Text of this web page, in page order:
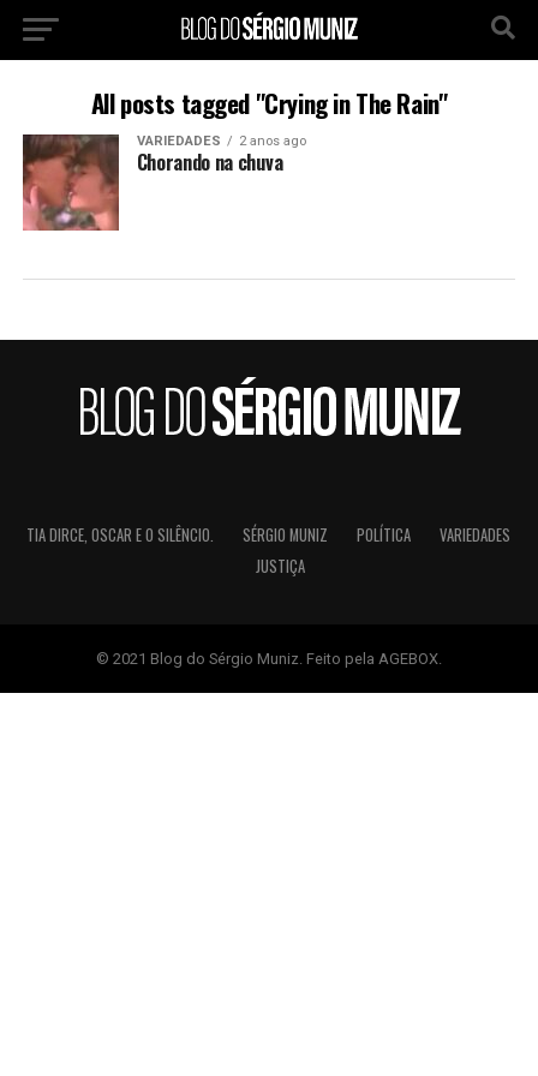
All posts tagged "Crying in The Rain"
VARIEDADES 2 anos ago
Chorando na chuva
TIA DIRCE, OSCAR E O SILÊNCIO. SÉRGIO MUNIZ POLÍTICA
VARIEDADES
JUSTIÇA
© 2021 Blog do Sérgio Muniz. Feito pela AGEBOX.